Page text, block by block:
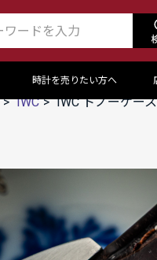
時計を売りたい方へ
IWC IWC トノーケー